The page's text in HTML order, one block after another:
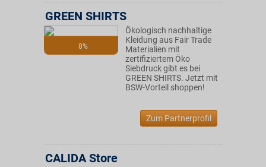
8%
GREEN SHIRTS
Ökologisch nachhaltige
Kleidung aus Fair Trade
Materialien mit
zertifiziertem Öko
Siebdruck gibt es bei
GREEN SHIRTS. Jetzt mit
BSW-Vorteil shoppen!
Zum Partnerprofil
CALIDA Store